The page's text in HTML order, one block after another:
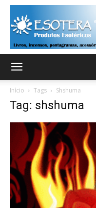
Início Tags Shshuma
Tag: shshuma